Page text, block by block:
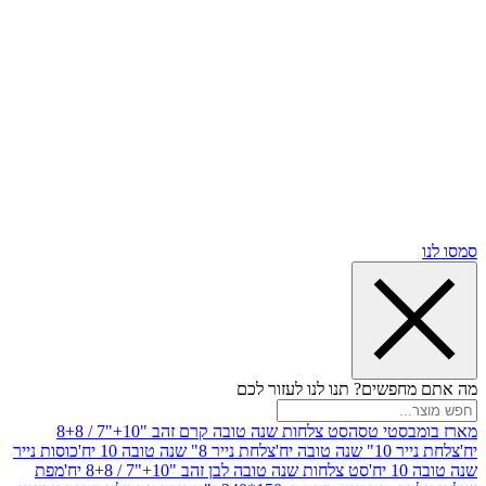
תנו לנו לעזור לכם
טסה
סט צלחות שנה טובה קרם זהב "10+"7 / 8+8
יח'
צלחת נייר 8" שנה טובה 10 יח'
כוסות נייר
סט צלחות שנה טובה לבן זהב "10+"7 / 8+8 יח'
מפת